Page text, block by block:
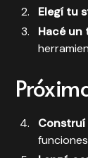
Elegí tu
Hacé
Construí